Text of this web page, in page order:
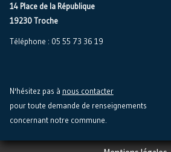
14 Place de la République
19230 Troche
Téléphone : 05 55 73 36 19
N'hésitez pas à nous contacter
pour toute demande de renseignements
concernant notre commune.